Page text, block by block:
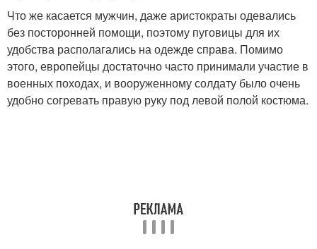
Что же касается мужчин, даже аристократы одевались
без посторонней помощи, поэтому пуговицы для их
удобства располагались на одежде справа. Помимо
этого, европейцы достаточно часто принимали участие в
военных походах, и вооруженному солдату было очень
удобно согревать правую руку под левой полой костюма.